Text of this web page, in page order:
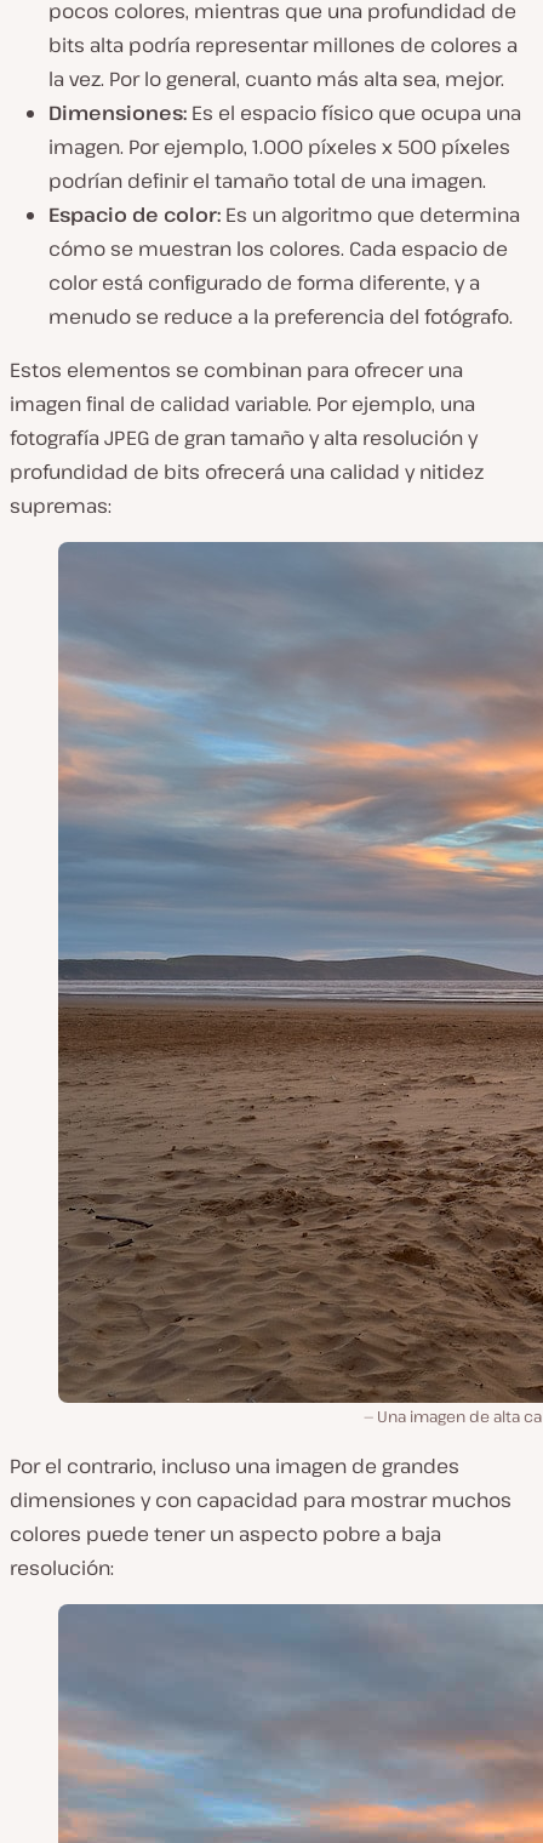
pocos colores, mientras que una profundidad de
bits alta podría representar millones de colores a
la vez. Por lo general, cuanto más alta sea, mejor.
Dimensiones: Es el espacio físico que ocupa una
imagen. Por ejemplo, 1.000 píxeles x 500 píxeles
podrían definir el tamaño total de una imagen.
Espacio de color: Es un algoritmo que determina
cómo se muestran los colores. Cada espacio de
color está configurado de forma diferente, y a
menudo se reduce a la preferencia del fotógrafo.
Estos elementos se combinan para ofrecer una
imagen final de calidad variable. Por ejemplo, una
fotografía JPEG de gran tamaño y alta resolución y
profundidad de bits ofrecerá una calidad y nitidez
supremas:
Una imagen de alta
Por el contrario, incluso una imagen de grandes
dimensiones y con capacidad para mostrar muchos
colores puede tener un aspecto pobre a baja
resolución: